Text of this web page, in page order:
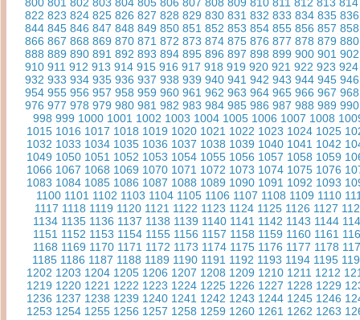
822 823 824 825 826 827 828 829 830 831 832 833 834 835 836
844 845 846 847 848 849 850 851 852 853 854 855 856 857 858
866 867 868 869 870 871 872 873 874 875 876 877 878 879 880
888 889 890 891 892 893 894 895 896 897 898 899 900 901 902
910 911 912 913 914 915 916 917 918 919 920 921 922 923 924
932 933 934 935 936 937 938 939 940 941 942 943 944 945 946
954 955 956 957 958 959 960 961 962 963 964 965 966 967 968
976 977 978 979 980 981 982 983 984 985 986 987 988 989 990
998 999 1000 1001 1002 1003 1004 1005 1006 1007 1008
1015 1016 1017 1018 1019 1020 1021 1022 1023 1024 1025
1032 1033 1034 1035 1036 1037 1038 1039 1040 1041 1042
1049 1050 1051 1052 1053 1054 1055 1056 1057 1058 1059
1066 1067 1068 1069 1070 1071 1072 1073 1074 1075 1076
1083 1084 1085 1086 1087 1088 1089 1090 1091 1092 1093
1100 1101 1102 1103 1104 1105 1106 1107 1108 1109 1110
1117 1118 1119 1120 1121 1122 1123 1124 1125 1126 1127
1134 1135 1136 1137 1138 1139 1140 1141 1142 1143 1144
1151 1152 1153 1154 1155 1156 1157 1158 1159 1160 1161
1168 1169 1170 1171 1172 1173 1174 1175 1176 1177 1178
1185 1186 1187 1188 1189 1190 1191 1192 1193 1194 1195
1202 1203 1204 1205 1206 1207 1208 1209 1210 1211 1212
1219 1220 1221 1222 1223 1224 1225 1226 1227 1228 1229
1236 1237 1238 1239 1240 1241 1242 1243 1244 1245 1246
1253 1254 1255 1256 1257 1258 1259 1260 1261 1262 1263